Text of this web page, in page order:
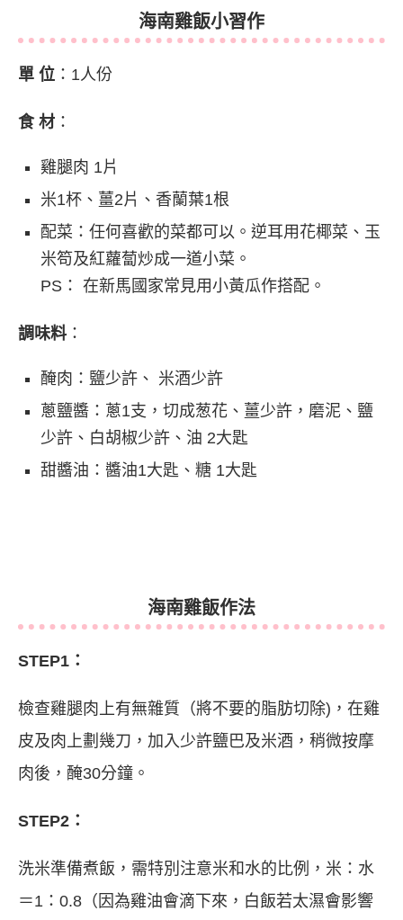
海南雞飯小習作
單 位 ：1人份
食 材 ：
雞腿肉 1片
米1杯、薑2片、香蘭葉1根
配菜：任何喜歡的菜都可以。逆耳用花椰菜、玉
米笱及紅蘿蔔炒成一道小菜。
PS： 在新馬國家常見用小黃瓜作搭配。
調味料：
醃肉：鹽少許、 米酒少許
蔥鹽醬：蔥1支，切成葱花、薑少許，磨泥、鹽
少許、白胡椒少許、油 2大匙
甜醬油：醬油1大匙、糖 1大匙
海南雞飯作法
STEP1：
檢查雞腿肉上有無雜質（將不要的脂肪切除)，在雞
皮及肉上劃幾刀，加入少許鹽巴及米酒，稍微按摩
肉後，醃30分鐘。
STEP2：
洗米準備煮飯，需特別注意米和水的比例，米：水
＝1：0.8（因為雞油會滴下來，白飯若太濕會影響